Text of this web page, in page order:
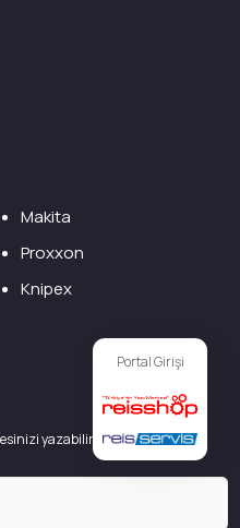
Portal Girişi
Makita
Proxxon
Knipex
yazabilirsiniz